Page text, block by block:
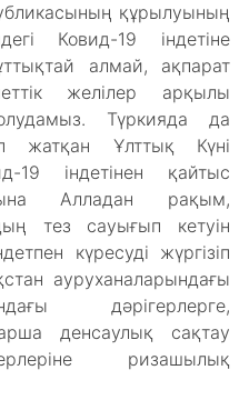
құрылуының
Ковид-19 індетіне
алмай, ақпарат
желілер арқылы
Түркияда да
жатқан Ұлттық Күні
19 індетінен қайтыс
Алладан рақым,
тез сауығып кетуін
күресуді жүргізіп
ауруханаларындағы
дәрігерлерге,
денсаулық сақтау
ризашылық